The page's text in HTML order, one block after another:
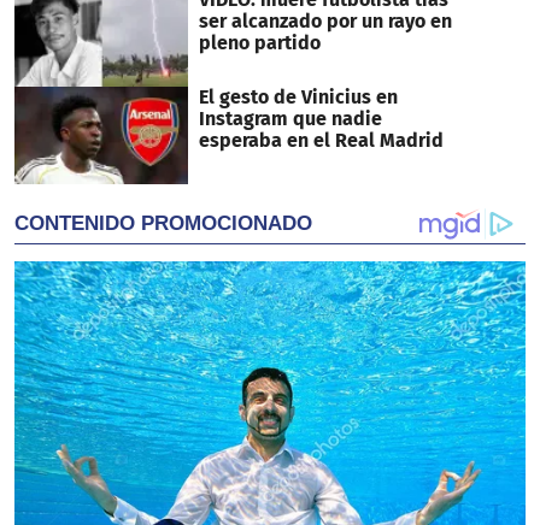
ser alcanzado por un rayo en
pleno partido
El gesto de Vinicius en
Instagram que nadie
esperaba en el Real Madrid